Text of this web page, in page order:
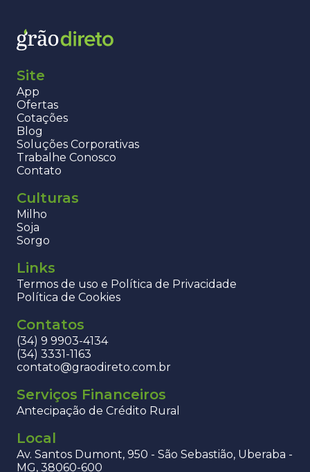
Site
App
Ofertas
Cotações
Blog
Soluções Corporativas
Trabalhe Conosco
Contato
Culturas
Milho
Soja
Sorgo
Links
Termos de uso e Política de Privacidade
Política de Cookies
Contatos
(34) 9 9903-4134
(34) 3331-1163
contato@graodireto.com.br
Serviços Financeiros
Antecipação de Crédito Rural
Local
Av. Santos Dumont, 950 - São Sebastião, Uberaba -
MG, 38060-600